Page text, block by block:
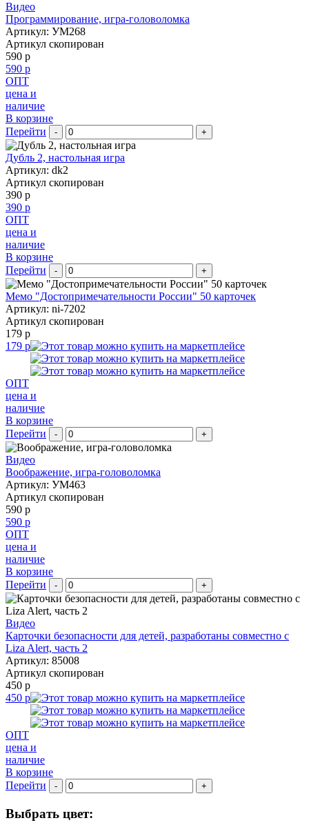
Видео
Программирование, игра-головоломка
Артикул: УМ268
Артикул скопирован
590 р
590 р
ОПТ
цена и
наличие
В корзине
Перейти
- +
Дубль 2, настольная игра
Артикул: dk2
Артикул скопирован
390 р
390 р
ОПТ
цена и
наличие
В корзине
Перейти
- +
Мемо "Достопримечательности России" 50 карточек
Артикул: ni-7202
Артикул скопирован
179 р
179 р
ОПТ
цена и
наличие
В корзине
Перейти
- +
Видео
Воображение, игра-головоломка
Артикул: УМ463
Артикул скопирован
590 р
590 р
ОПТ
цена и
наличие
В корзине
Перейти
- +
Видео
Карточки безопасности для детей, разработаны совместно с
Liza Alert, часть 2
Артикул: 85008
Артикул скопирован
450 р
450 р
ОПТ
цена и
наличие
В корзине
Перейти
- +
Выбрать цвет: